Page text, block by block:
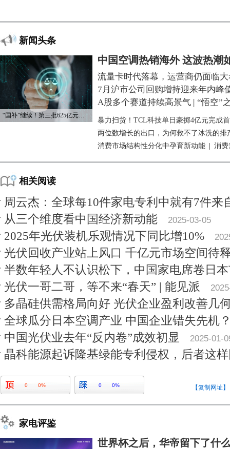
新闻头条
“国补”继续！第三批625亿元资金已下达
中国空调热销海外 这波热潮
流量卡时代落幕，运营商仍面临
7月沪市公司回购增持迎来年内峰
A股多个赛道持续高景气 | “悟空”
暴力扫货！TCL科技单日豪掷4亿元完成
两位数增长的出口，为何救不了冰洗的排
消费市场结构性分化中孕育新动能
消费
相关阅读
周云杰：全球每10件家电专利中就有7件来
从三个维度看中国经济新动能
2025-03-05
2025年光伏装机乐观情况下同比增10%
光伏回收产业站上风口 千亿元市场空间待
半数年轻人不认识松下，中国家电席卷日
光伏一哥二哥，等不来“春天” | 能见派
多晶硅供需格局向好 光伏企业盈利改善几
全球瓜分日本空调产业 中国企业错失先机
中国光伏业去年“反内卷”成效初显
2025-01-
晶科能源起诉隆基绿能专利侵权，后者这
0 0% 0 0% 【复制网址】
家电评鉴
世界杯之后，华帝留下了什